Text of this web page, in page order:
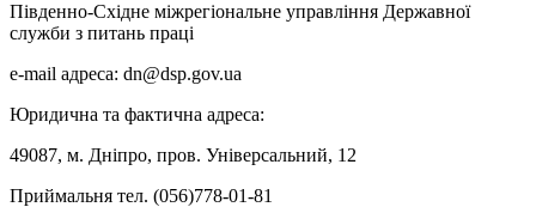
Південно-Східне міжрегіональне управління Державної
служби з питань праці
e-mail адреса: dn@dsp.gov.ua
Юридична та фактична адреса:
49087, м. Дніпро, пров. Універсальний, 12
Приймальня тел. (056)778-01-81